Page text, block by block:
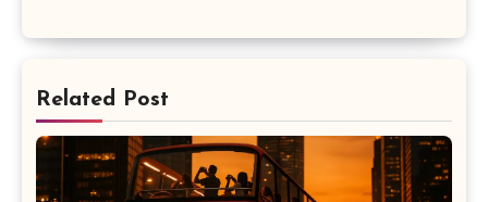
Related Post